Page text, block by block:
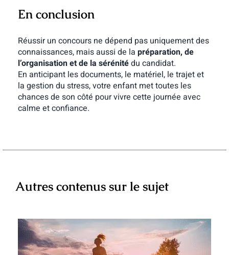
En conclusion
Réussir un concours ne dépend pas uniquement des
connaissances, mais aussi de la préparation, de
l’organisation et de la sérénitédu candidat.
En anticipant les documents, le matériel, le trajet et
la gestion du stress, votre enfant met toutes les
chances de son côté pour vivre cette journée avec
calme et confiance.
Autres contenus sur le sujet